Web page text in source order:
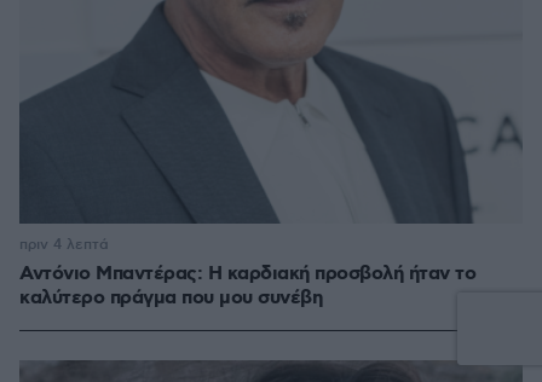
Αντόνιο Μπαντέρας: Η καρδιακή προσβολή ήταν το
καλύτερο πράγμα που μου συνέβη
πριν 4 λεπτά